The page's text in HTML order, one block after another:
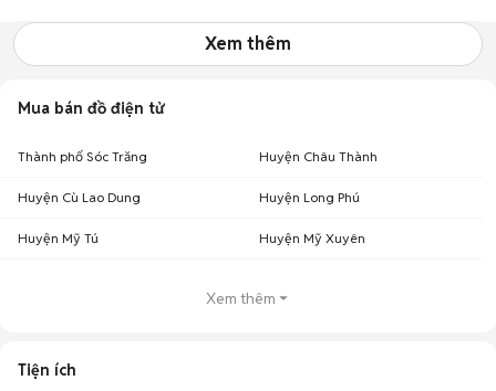
Xem thêm
Mua bán đồ điện tử
Thành phố Sóc Trăng Huyện Châu Thành
Huyện Cù Lao Dung Huyện Long Phú
Huyện Mỹ Tú Huyện Mỹ Xuyên
Xem thêm
Tiện ích